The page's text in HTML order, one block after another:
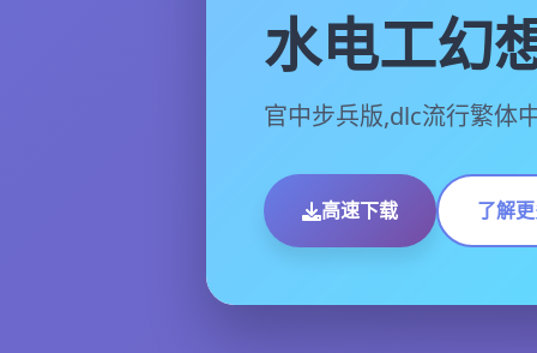
水电工幻
官中步兵版,dlc流行繁体
高速下载 了解